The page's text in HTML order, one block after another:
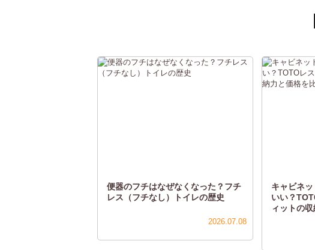
便器のフチはなぜなくなった？フチ
レス（フチなし）トイレの歴史
2026.07.08
キャビネ
いい？
ィットの